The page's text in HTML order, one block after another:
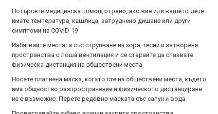
Потърсете медицинска помощ отрано, ако вие или вашето дете
имате температура, кашлица, затруднено дишане или други
симптоми на COVID-19
Избягвайте местата със струпване на хора, тесни и затворени
пространства с лоша вентилация и се старайте да спазвате
физическа дистанция на обществени места
Носете платнена маска, когато сте на обществени места, където
има общностно разпространение и физическото дистанциране
не е възможно. Перете редовно маската със сапун и вода.